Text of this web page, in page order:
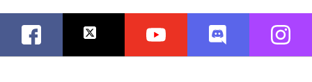
Facebook Twitter Youtube Discord